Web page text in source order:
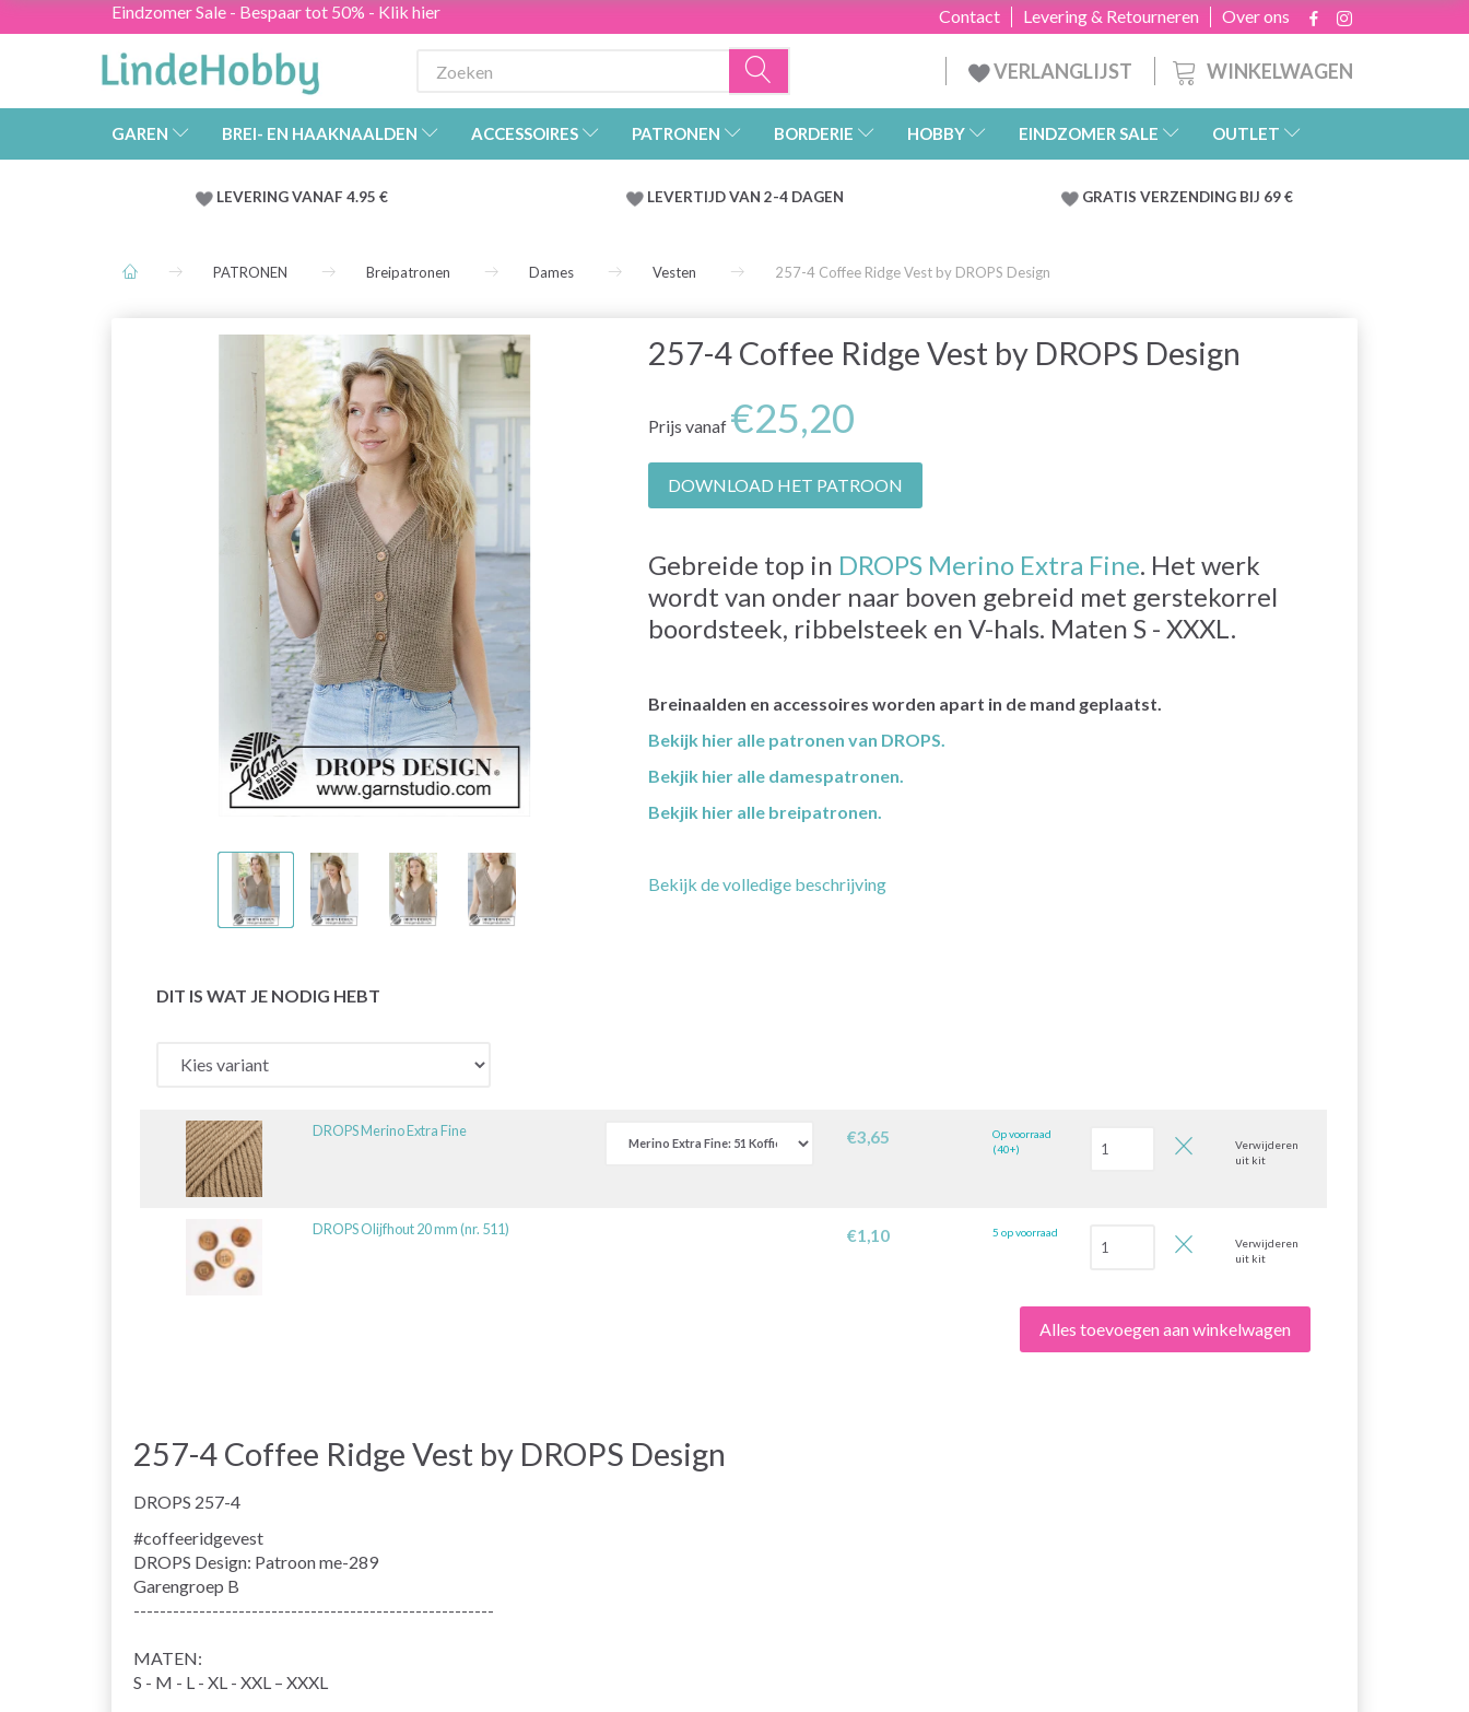
Eindzomer Sale - Bespaar tot 50% - Klik hier Over ons
Levering & Retourneren
Contact
WINKELWAGEN
VERLANGLIJST
GAREN BREI- EN HAAKNAALDEN ACCESSOIRES PATRONEN BORDERIE HOBBY EINDZOMER SALE OUTLET
LEVERING VANAF 4.95 € LEVERTIJD VAN 2-4 DAGEN GRATIS VERZENDING BIJ 69 €
PATRONEN Breipatronen Dames Vesten 257-4 Coffee Ridge Vest by DROPS Design
257-4 Coffee Ridge Vest by DROPS Design
Prijs vanaf €25,20
DOWNLOAD HET PATROON
Gebreide top in DROPS Merino Extra Fine. Het werk
wordt van onder naar boven gebreid met gerstekorrel
boordsteek, ribbelsteek en V-hals. Maten S - XXXL.
Breinaalden en accessoires worden apart in de mand geplaatst.
Bekijk hier alle patronen van DROPS.
Bekjik hier alle damespatronen.
Bekjik hier alle breipatronen.
Bekijk de volledige beschrijving
DIT IS WAT JE NODIG HEBT
DROPS Merino Extra Fine €3,65
Op voorraad
(40+)
Verwijderen
uit kit
DROPS Olijfhout 20 mm (nr. 511) €1,10
5 op voorraad
Verwijderen
uit kit
Alles toevoegen aan winkelwagen
257-4 Coffee Ridge Vest by DROPS Design
DROPS 257-4
#coffeeridgevest
DROPS Design: Patroon me-289
Garengroep B
-------------------------------------------------------
MATEN:
S - M - L - XL - XXL – XXXL